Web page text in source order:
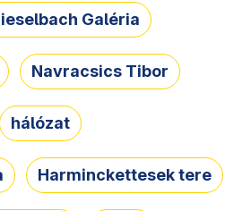
Galéria
Navracsics Tibor
hálózat
Harminckettesek tere